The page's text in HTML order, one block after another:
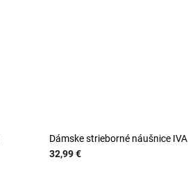
Dámske strieborné náušnice IVA
32,99 €